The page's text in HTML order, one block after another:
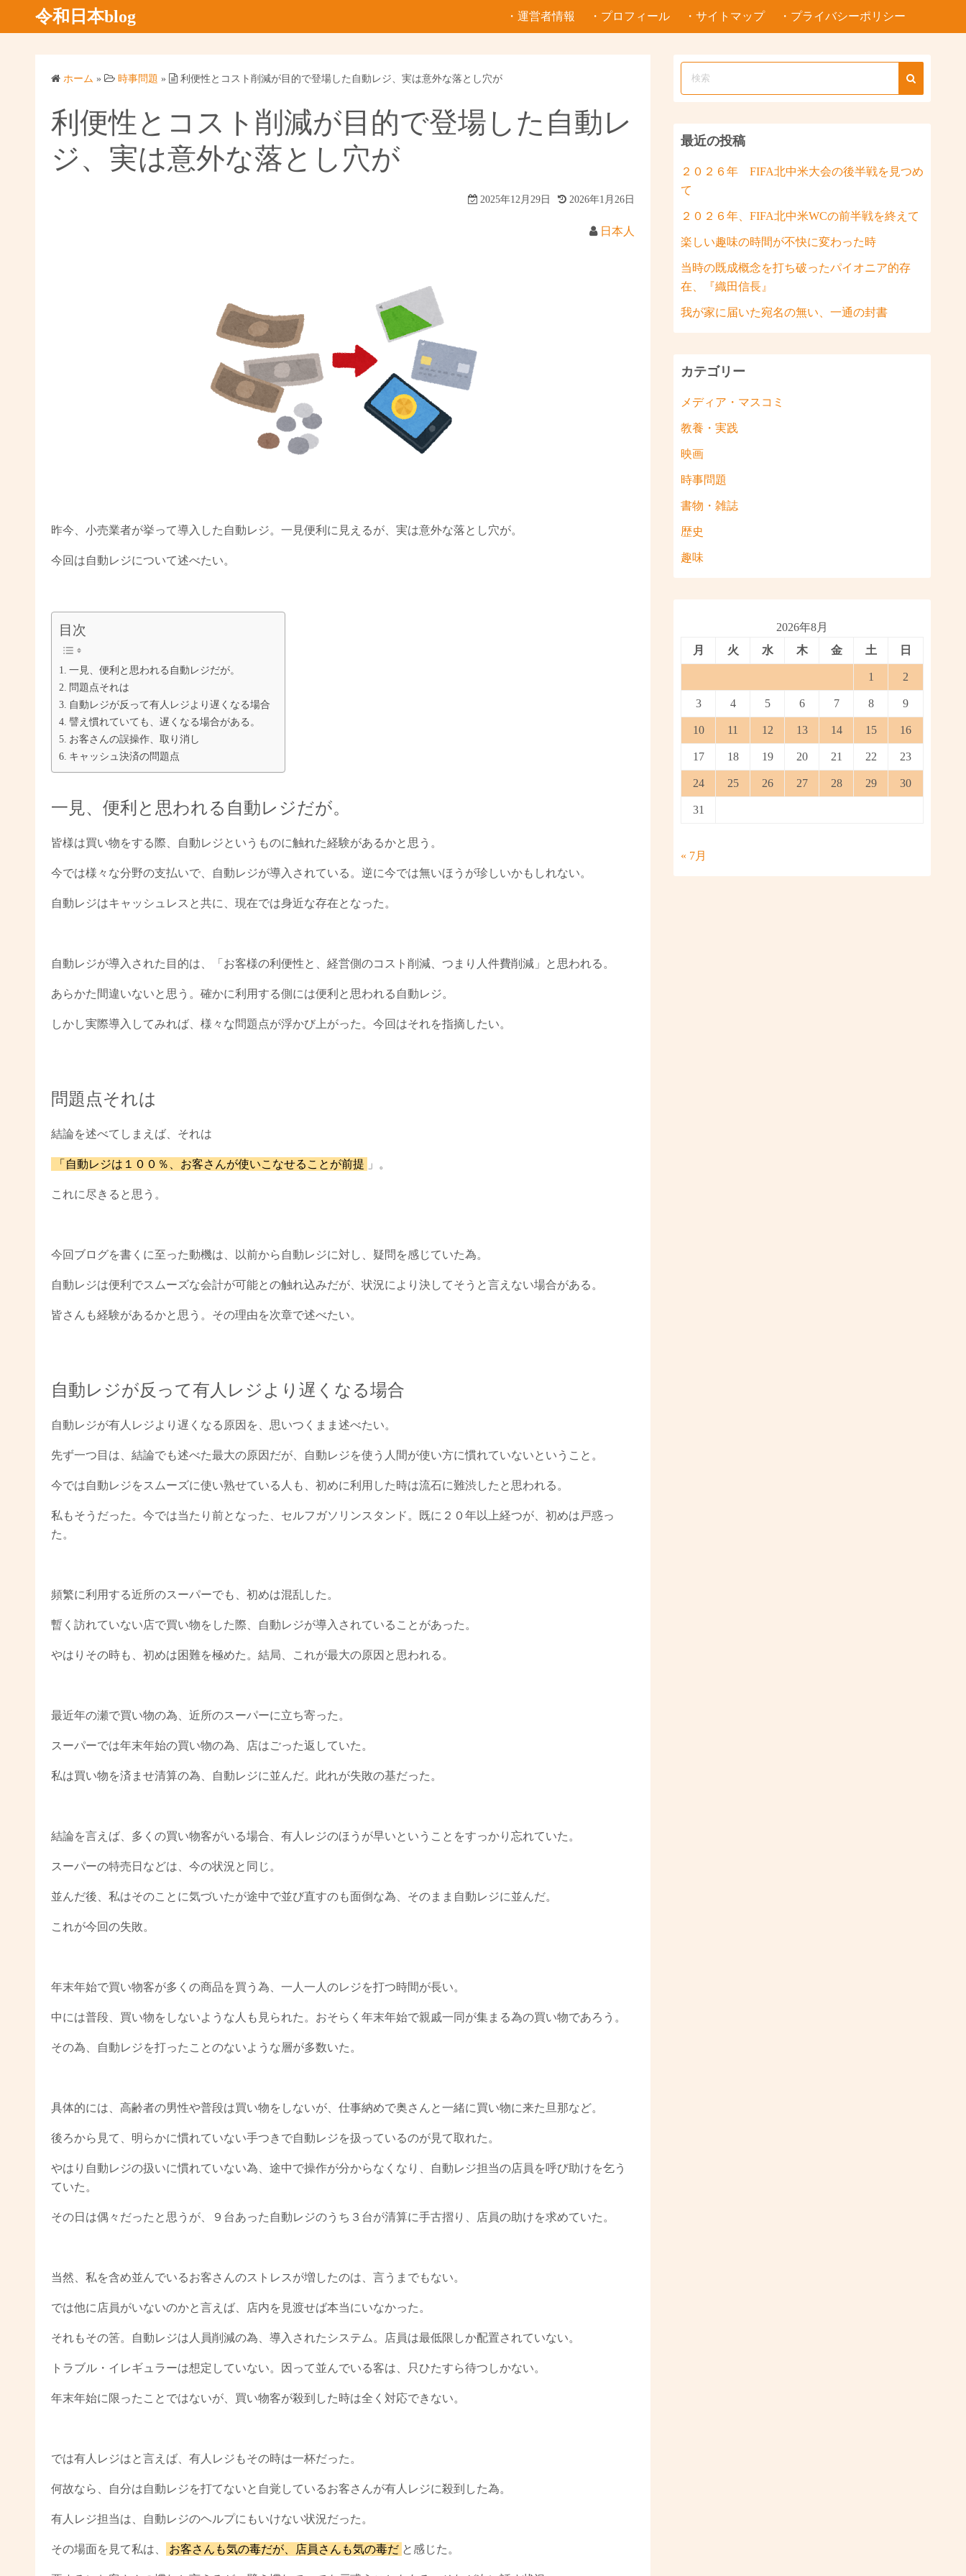
令和日本blog ・運営者情報 ・プロフィール ・サイトマップ ・プライバシーポリシー
ホーム » 時事問題 » 利便性とコスト削減が目的で登場した自動レジ、実は意外な落とし穴が
利便性とコスト削減が目的で登場した自動レ
ジ、実は意外な落とし穴が
2025年12月29日 2026年1月26日
日本人
昨今、小売業者が挙って導入した自動レジ。一見便利に見えるが、実は意外な落とし穴が。
今回は自動レジについて述べたい。
目次
一見、便利と思われる自動レジだが。
問題点それは
自動レジが反って有人レジより遅くなる場合
譬え慣れていても、遅くなる場合がある。
お客さんの誤操作、取り消し
キャッシュ決済の問題点
一見、便利と思われる自動レジだが。
皆様は買い物をする際、自動レジというものに触れた経験があるかと思う。
今では様々な分野の支払いで、自動レジが導入されている。逆に今では無いほうが珍しいかもしれない。
自動レジはキャッシュレスと共に、現在では身近な存在となった。
自動レジが導入された目的は、「お客様の利便性と、経営側のコスト削減、つまり人件費削減」と思われる。
あらかた間違いないと思う。確かに利用する側には便利と思われる自動レジ。
しかし実際導入してみれば、様々な問題点が浮かび上がった。今回はそれを指摘したい。
問題点それは
結論を述べてしまえば、それは
「自動レジは１００％、お客さんが使いこなせることが前提 」。
これに尽きると思う。
今回ブログを書くに至った動機は、以前から自動レジに対し、疑問を感じていた為。
自動レジは便利でスムーズな会計が可能との触れ込みだが、状況により決してそうと言えない場合がある。
皆さんも経験があるかと思う。その理由を次章で述べたい。
自動レジが反って有人レジより遅くなる場合
自動レジが有人レジより遅くなる原因を、思いつくまま述べたい。
先ず一つ目は、結論でも述べた最大の原因だが、自動レジを使う人間が使い方に慣れていないということ。
今では自動レジをスムーズに使い熟せている人も、初めに利用した時は流石に難渋したと思われる。
私もそうだった。今では当たり前となった、セルフガソリンスタンド。既に２０年以上経つが、初めは戸惑っ
た。
頻繁に利用する近所のスーパーでも、初めは混乱した。
暫く訪れていない店で買い物をした際、自動レジが導入されていることがあった。
やはりその時も、初めは困難を極めた。結局、これが最大の原因と思われる。
最近年の瀬で買い物の為、近所のスーパーに立ち寄った。
スーパーでは年末年始の買い物の為、店はごった返していた。
私は買い物を済ませ清算の為、自動レジに並んだ。此れが失敗の基だった。
結論を言えば、多くの買い物客がいる場合、有人レジのほうが早いということをすっかり忘れていた。
スーパーの特売日などは、今の状況と同じ。
並んだ後、私はそのことに気づいたが途中で並び直すのも面倒な為、そのまま自動レジに並んだ。
これが今回の失敗。
年末年始で買い物客が多くの商品を買う為、一人一人のレジを打つ時間が長い。
中には普段、買い物をしないような人も見られた。おそらく年末年始で親戚一同が集まる為の買い物であろう。
その為、自動レジを打ったことのないような層が多数いた。
具体的には、高齢者の男性や普段は買い物をしないが、仕事納めで奥さんと一緒に買い物に来た旦那など。
後ろから見て、明らかに慣れていない手つきで自動レジを扱っているのが見て取れた。
やはり自動レジの扱いに慣れていない為、途中で操作が分からなくなり、自動レジ担当の店員を呼び助けを乞う
ていた。
その日は偶々だったと思うが、９台あった自動レジのうち３台が清算に手古摺り、店員の助けを求めていた。
当然、私を含め並んでいるお客さんのストレスが増したのは、言うまでもない。
では他に店員がいないのかと言えば、店内を見渡せば本当にいなかった。
それもその筈。自動レジは人員削減の為、導入されたシステム。店員は最低限しか配置されていない。
トラブル・イレギュラーは想定していない。因って並んでいる客は、只ひたすら待つしかない。
年末年始に限ったことではないが、買い物客が殺到した時は全く対応できない。
では有人レジはと言えば、有人レジもその時は一杯だった。
何故なら、自分は自動レジを打てないと自覚しているお客さんが有人レジに殺到した為。
有人レジ担当は、自動レジのヘルプにもいけない状況だった。
その場面を見て私は、 お客さんも気の毒だが、店員さんも気の毒だ と感じた。
最近の投稿
２０２６年 FIFA北中米大会の後半戦を見つめ
て
２０２６年、FIFA北中米WCの前半戦を終えて
楽しい趣味の時間が不快に変わった時
当時の既成概念を打ち破ったパイオニア的存
在、『織田信長』
我が家に届いた宛名の無い、一通の封書
カテゴリー
メディア・マスコミ
教養・実践
映画
時事問題
書物・雑誌
歴史
趣味
2026年8月
月
火 水 木 金 土 日
1 2
3 4 5 6 7 8 9
10 11 12 13 14 15 16
17 18 19 20 21 22 23
24 25 26 27 28 29 30
31
« 7月